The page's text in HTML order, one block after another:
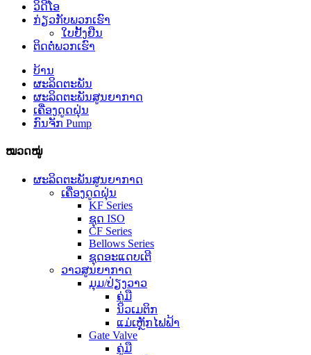
ວິດີໂອ
ກ່ຽວ​ກັບ​ພວກ​ເຮົາ
ໃບຢັ້ງຢືນ
ຕິດ​ຕໍ່​ພວກ​ເຮົາ
ບ້ານ
ຜະລິດຕະພັນ
ຜະລິດຕະພັນສູນຍາກາດ
ເຄື່ອງດູດຝຸ່ນ
ກົນຈັກ Pump
ໝວດໝູ່
ຜະລິດຕະພັນສູນຍາກາດ
ເຄື່ອງດູດຝຸ່ນ
KF Series
ຊຸດ ISO
CF Series
Bellows Series
ຊຸດອະແດບເຕີ
ວາວສູນຍາກາດ
ມຸມ/ປ່ຽງວາວ
ຄູ່ມື
ນິວເມຕິກ
ແມ່ເຫຼັກໄຟຟ້າ
Gate Valve
ຄູ່ມື